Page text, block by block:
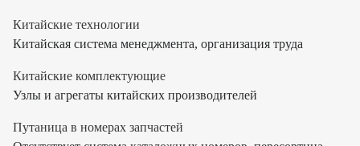
Китайские технологии
Китайская система менеджмента, организация труда
Китайские комплектующие
Узлы и агрегаты китайских производителей
Путаница в номерах запчастей